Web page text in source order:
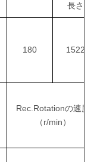
長さ
180 1522
Rec.Rotationの速度
（r/min）